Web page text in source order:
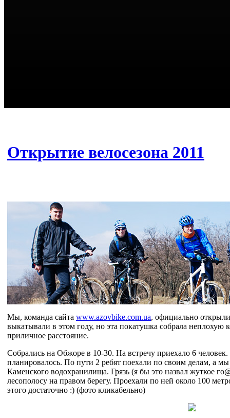
Открытие велосезона 2011
Мы, команда сайта www.azovbike.com.ua, официально
выкатывали в этом году, но эта покатушка собрала
приличное расстояние.
Собрались на Обжоре в 10-30. На встречу приехало 6
планировалось. По пути 2 ребят поехали по своим делам, а
Каменского водохранилища. Грязь (я бы это назвал жуткое
лесополосу на правом берегу. Проехали по ней около 100
этого достаточно :) (фото кликабельно)